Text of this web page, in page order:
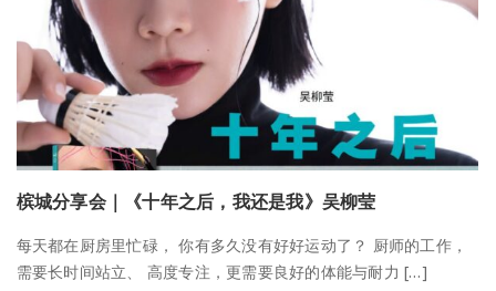
槟城分享会｜《十年之后，我还是我》吴柳莹
每天都在厨房里忙碌， 你有多久没有好好运动了？ 厨师的工作，
需要长时间站立、 高度专注，更需要良好的体能与耐力 […]